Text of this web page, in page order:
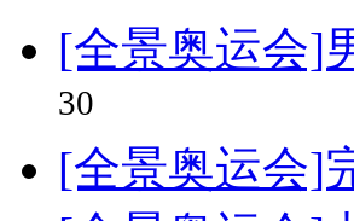
[全景奥运会]
30
[全景奥运会]